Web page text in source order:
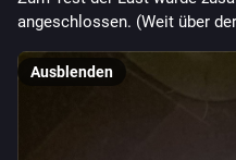
angeschlossen. (Weit über
Ausblenden